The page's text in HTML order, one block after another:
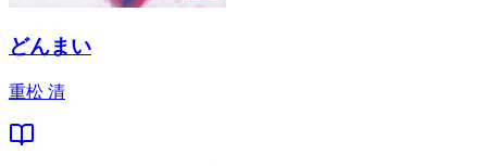
どんまい
重松 清